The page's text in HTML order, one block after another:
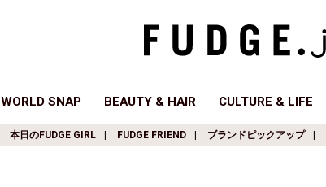
WORLD SNAP BEAUTY & HAIR CULTURE & LIFE
本日のFUDGE GIRL FUDGE FRIEND ブランドピックアップ